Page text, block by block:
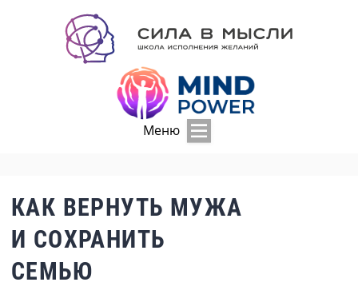
Меню
КАК ВЕРНУТЬ МУЖА
И СОХРАНИТЬ
СЕМЬЮ